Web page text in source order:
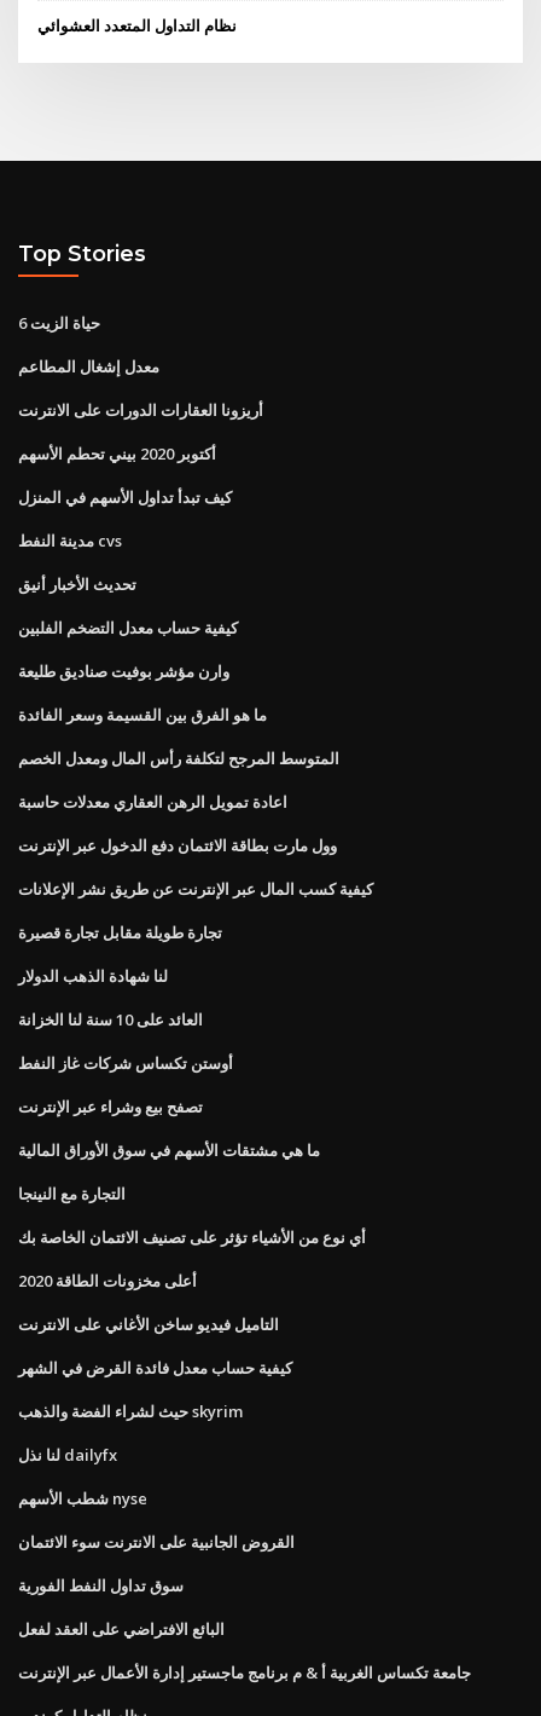
نظام التداول المتعدد العشوائي
Top Stories
6 حياة الزيت
معدل إشغال المطاعم
أريزونا العقارات الدورات على الانترنت
أكتوبر 2020 بيني تحطم الأسهم
كيف تبدأ تداول الأسهم في المنزل
مدينة النفط cvs
تحديث الأخبار أنيق
كيفية حساب معدل التضخم الفلبين
وارن مؤشر بوفيت صناديق طليعة
ما هو الفرق بين القسيمة وسعر الفائدة
المتوسط ​​المرجح لتكلفة رأس المال ومعدل الخصم
اعادة تمويل الرهن العقاري معدلات حاسبة
وول مارت بطاقة الائتمان دفع الدخول عبر الإنترنت
كيفية كسب المال عبر الإنترنت عن طريق نشر الإعلانات
تجارة طويلة مقابل تجارة قصيرة
لنا شهادة الذهب الدولار
العائد على 10 سنة لنا الخزانة
أوستن تكساس شركات غاز النفط
تصفح بيع وشراء عبر الإنترنت
ما هي مشتقات الأسهم في سوق الأوراق المالية
التجارة مع النينجا
أي نوع من الأشياء تؤثر على تصنيف الائتمان الخاصة بك
أعلى مخزونات الطاقة 2020
التاميل فيديو ساخن الأغاني على الانترنت
كيفية حساب معدل فائدة القرض في الشهر
حيث لشراء الفضة والذهب skyrim
لنا نذل dailyfx
شطب الأسهم nyse
القروض الجانبية على الانترنت سوء الائتمان
سوق تداول النفط الفورية
البائع الافتراضي على العقد لفعل
جامعة تكساس الغربية أ & م برنامج ماجستير إدارة الأعمال عبر الإنترنت